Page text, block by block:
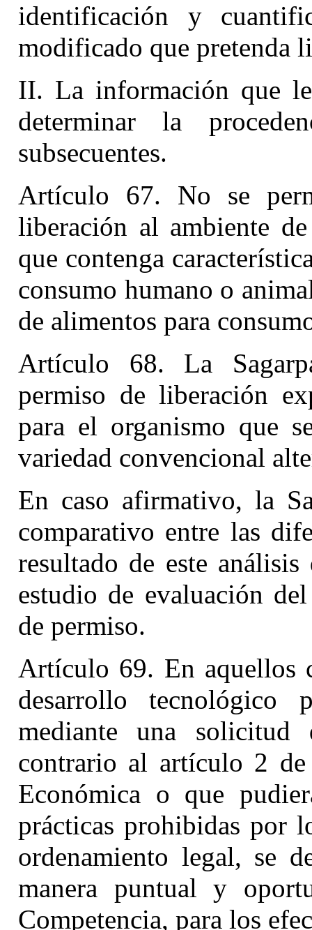
identificación y
modificado que pretenda
II. La información que
determinar la
subsecuentes.
Artículo 67. No se
liberación al ambiente
que contenga
consumo humano o
de alimentos para
Artículo 68. La
permiso de liberación
para el organismo que
variedad convencional
En caso afirmativo, la
comparativo entre las
resultado de este
estudio de evaluación
de permiso.
Artículo 69. En aquellos
desarrollo tecnológico
mediante una solicitud
contrario al artículo 2
Económica o que
prácticas prohibidas por
ordenamiento legal, se
manera puntual y
Competencia, para los